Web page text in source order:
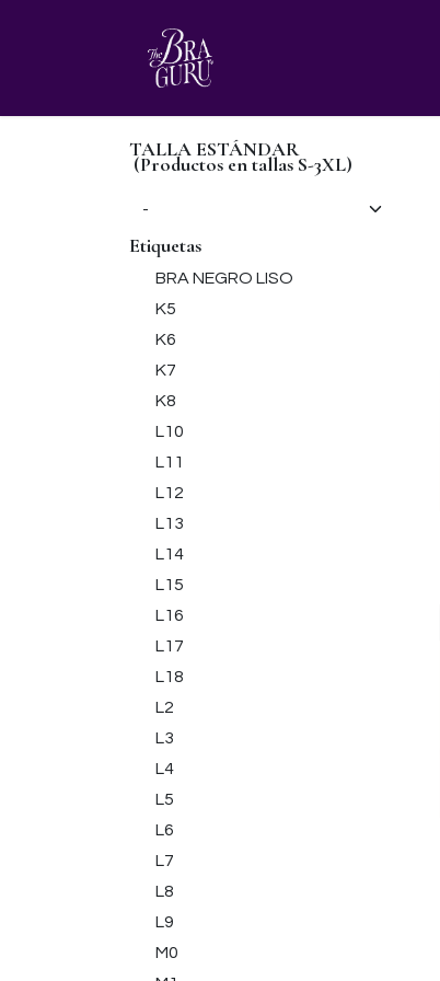
TALLA ESTÁNDAR
(Productos en tallas S-3XL)
Etiquetas
BRA NEGRO LISO
K5
K6
K7
K8
L10
L11
L12
L13
L14
L15
L16
L17
L18
L2
L3
L4
L5
L6
L7
L8
L9
M0